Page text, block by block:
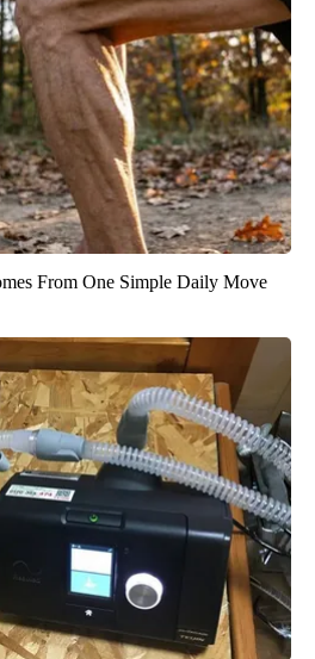
From One Simple Daily Move